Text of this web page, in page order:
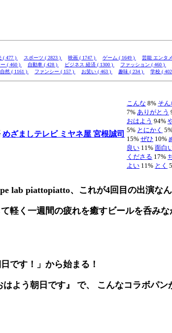
( 477 ) スポーツ ( 2823 ) 映画 ( 1747 ) ゲーム ( 1649 ) 芸能 エンタ
( 460 ) 自動車 ( 428 ) ビジネス 経済 ( 1300 ) ファッション ( 460 )
自然 ( 1161 ) ファンシー ( 157 ) お笑い ( 463 ) 趣味 ( 234 ) 学校 (
めざましテレビ ミヤネ屋 宮根誠司
こんな 8% そん
7% ありがとう
おはよう 94%
5% とにかく
15% ぜひ 10%
良い 11% 面白
くださる 17%
よい 11% とく
lab piattopiatto、これが4回目の出演な
軽く一週間の疲れを癒すビールを呑み
です！」から始まる！
よう朝日です』 で、 こんなコラボパン